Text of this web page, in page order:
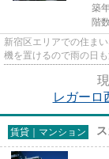
築
階
新宿区エリアでの住ま
機を置けるので雨の日
レガーロ
賃貸｜マンション